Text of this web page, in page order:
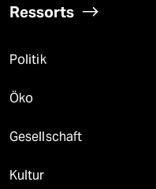
Ressorts
Politik
Öko
Gesellschaft
Kultur